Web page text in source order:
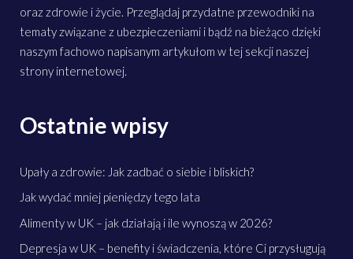
oraz zdrowie i życie. Przeglądaj przydatne przewodniki na
tematy związane z ubezpieczeniami i bądź na bieżąco dzięki
naszym fachowo napisanym artykułom w tej sekcji naszej
strony internetowej.
Ostatnie wpisy
Upały a zdrowie: Jak zadbać o siebie i bliskich?
Jak wydać mniej pieniędzy tego lata
Alimenty w UK – jak działają i ile wynoszą w 2026?
Depresja w UK – benefity i świadczenia, które Ci przysługują